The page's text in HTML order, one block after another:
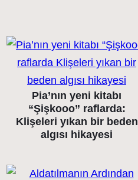
Pia’nın yeni kitabı
“Şişkooo” raflarda:
Klişeleri yıkan bir beden
algısı hikayesi